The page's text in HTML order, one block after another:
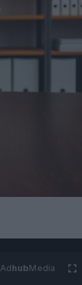
AdhubMedia